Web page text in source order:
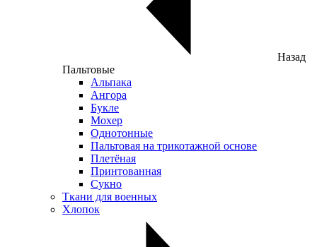
Назад
Пальтовые
Альпака
Ангора
Букле
Мохер
Однотонные
Пальтовая на трикотажной основе
Плетёная
Принтованная
Сукно
Ткани для военных
Хлопок